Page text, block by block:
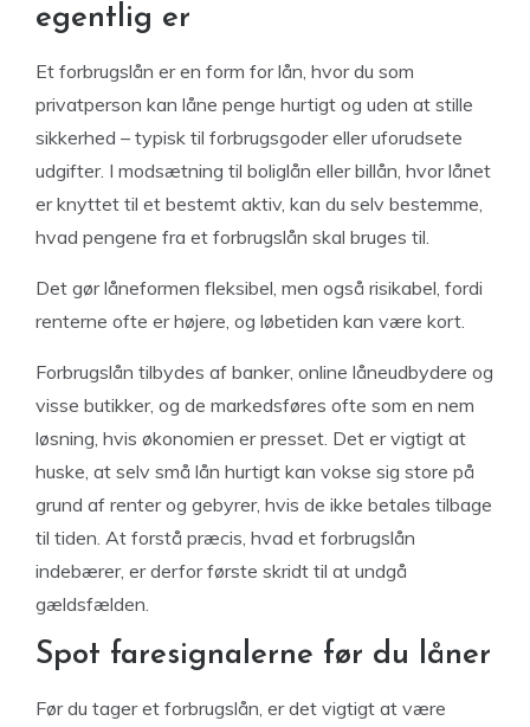
egentlig er
Et forbrugslån er en form for lån, hvor du som
privatperson kan låne penge hurtigt og uden at stille
sikkerhed – typisk til forbrugsgoder eller uforudsete
udgifter. I modsætning til boliglån eller billån, hvor lånet
er knyttet til et bestemt aktiv, kan du selv bestemme,
hvad pengene fra et forbrugslån skal bruges til.
Det gør låneformen fleksibel, men også risikabel, fordi
renterne ofte er højere, og løbetiden kan være kort.
Forbrugslån tilbydes af banker, online låneudbydere og
visse butikker, og de markedsføres ofte som en nem
løsning, hvis økonomien er presset. Det er vigtigt at
huske, at selv små lån hurtigt kan vokse sig store på
grund af renter og gebyrer, hvis de ikke betales tilbage
til tiden. At forstå præcis, hvad et forbrugslån
indebærer, er derfor første skridt til at undgå
gældsfælden.
Spot faresignalerne før du låner
Før du tager et forbrugslån, er det vigtigt at være